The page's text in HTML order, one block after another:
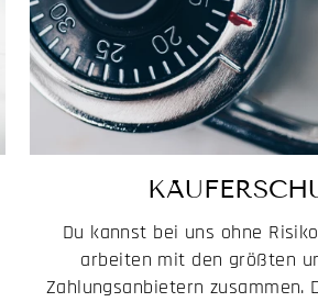
Du kannst bei uns ohne
arbeiten mit den größten
Zahlungsanbietern zusammen.